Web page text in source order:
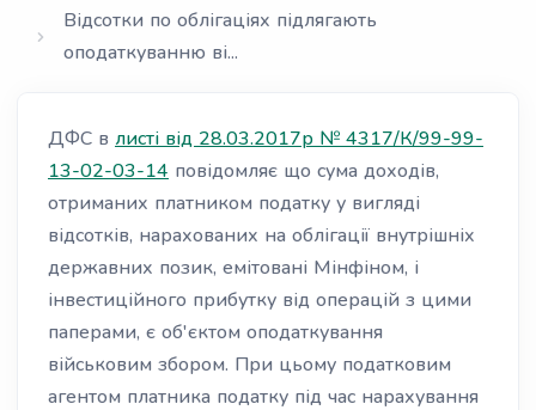
Відсотки по облігаціях підлягають
оподаткуванню ві...
ДФС в листі від 28.03.2017р № 4317/К/99-99-
13-02-03-14 повідомляє що сума доходів,
отриманих платником податку у вигляді
відсотків, нарахованих на облігації внутрішніх
державних позик, емітовані Мінфіном, і
інвестиційного прибутку від операцій з цими
паперами, є об'єктом оподаткування
військовим збором. При цьому податковим
агентом платника податку під час нарахування